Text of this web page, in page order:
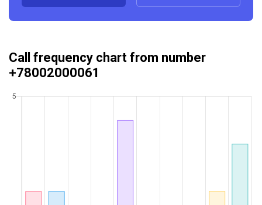
Call frequency chart from number
+78002000061